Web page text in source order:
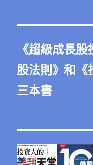
《超級成長股
股法則 》和《
三本書